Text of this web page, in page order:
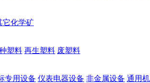
它化学矿
塑料 再生塑料 废塑料
专用设备 仪表电器设备 非金属设备 通用